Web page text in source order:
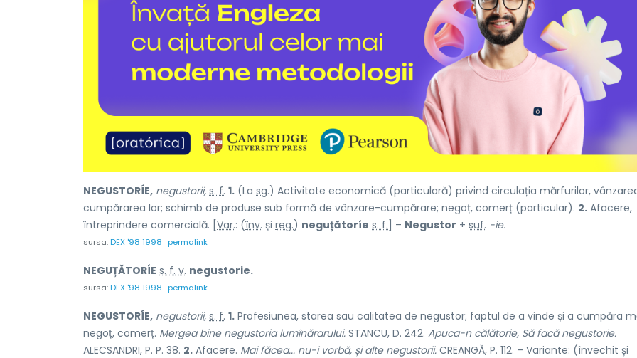
NEGUSTORÍE, negustorii, s. f. 1. (La sg.) Activitate economică (particulară) privind circulația mărfurilor,
cumpărarea lor; schimb de produse sub formă de vânzare-cumpărare; negoț, comerț (particular). 2. Afacere,
întreprindere comercială. [Var.: (înv. și reg.) neguțătoríe s. f.] – Negustor + suf. -ie.
sursa:DEX '98 1998 permalink
NEGUȚĂTORÍE s. f. v. negustorie.
sursa:DEX '98 1998 permalink
NEGUSTORÍE, negustorii, s. f. 1. Profesiunea, starea sau calitatea de negustor; faptul de a vinde și a cumpăra
negoț, comerț. Mergea bine negustoria lumînărarului. STANCU, D. 242. Apuca-n călătorie, Să facă negustorie.
ALECSANDRI, P. P. 38. 2. Afacere. Mai făcea... nu-i vorbă, și alte negustorii. CREANGĂ, P. 112. – Variante: (învechit și